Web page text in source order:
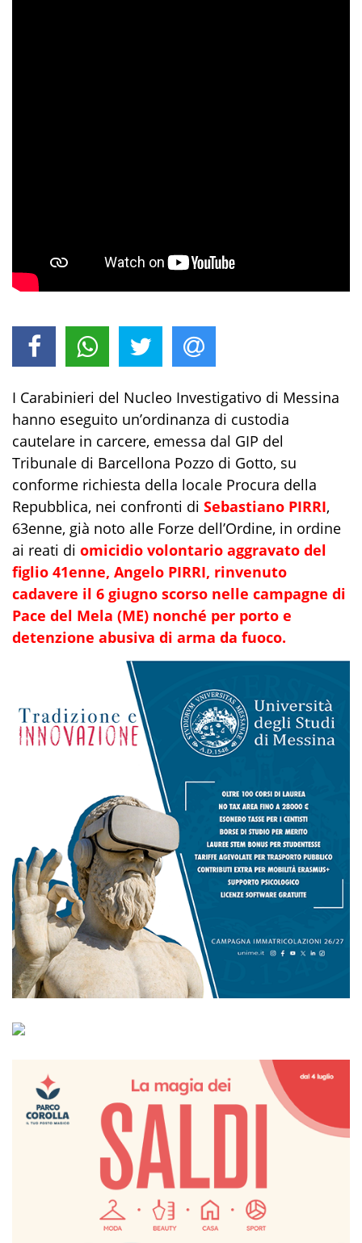
I Carabinieri del Nucleo Investigativo di Messina
hanno eseguito un’ordinanza di custodia
cautelare in carcere, emessa dal GIP del
Tribunale di Barcellona Pozzo di Gotto, su
conforme richiesta della locale Procura della
Repubblica, nei confronti di Sebastiano PIRRI,
63enne, già noto alle Forze dell’Ordine, in ordine
ai reati di omicidio volontario aggravato del
figlio 41enne, Angelo PIRRI, rinvenuto
cadavere il 6 giugno scorso nelle campagne di
Pace del Mela (ME) nonché per porto e
detenzione abusiva di arma da fuoco.